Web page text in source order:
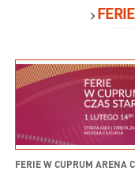
FERIE W CUPRUM ARENA